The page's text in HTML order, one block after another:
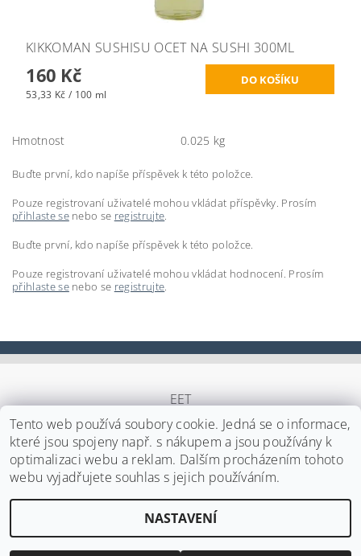
KIKKOMAN SUSHISU OCET NA SUSHI 300ML
160 Kč
53,33 Kč / 100 ml
Hmotnost 0.025 kg
Buďte první, kdo napíše příspěvek k této položce.
Pouze registrovaní uživatelé mohou vkládat příspěvky. Prosím
přihlaste senebo se registrujte.
Buďte první, kdo napíše příspěvek k této položce.
Pouze registrovaní uživatelé mohou vkládat hodnocení. Prosím
přihlaste senebo se registrujte.
EET
2026 ©Japa Foods s.r.o. , všechna práva vyhrazenaUpravit nastavení cookies
Vytvořil Shoptet
Tento web používá soubory cookie. Jedná se o informace,
které jsou spojeny např. s nákupem a jsou používány k
optimalizaci webu a reklam. Dalším procházením tohoto
webu vyjadřujete souhlas s jejich používáním.
NASTAVENÍ